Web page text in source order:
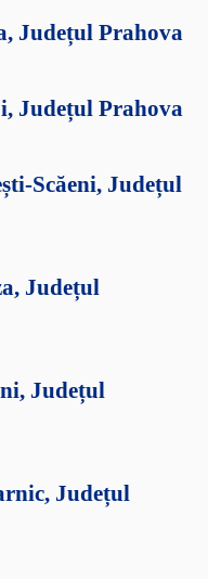
Județul Prahova
Județul Prahova
Scăeni, Județul
Județul
Județul
Județul